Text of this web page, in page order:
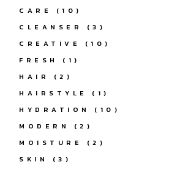
CARE
(10)
CLEANSER
(3)
CREATIVE
(10)
FRESH
(1)
HAIR
(2)
HAIRSTYLE
(1)
HYDRATION
(10)
MODERN
(2)
MOISTURE
(2)
SKIN
(3)